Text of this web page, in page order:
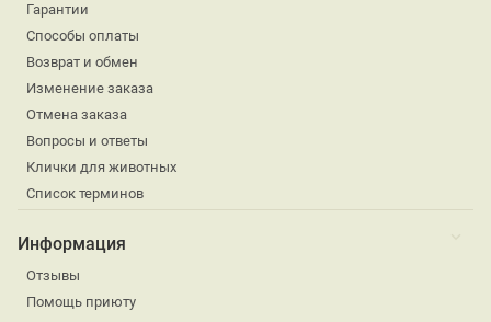
Гарантии
Способы оплаты
Возврат и обмен
Изменение заказа
Отмена заказа
Вопросы и ответы
Клички для животных
Список терминов
Информация
Отзывы
Помощь приюту